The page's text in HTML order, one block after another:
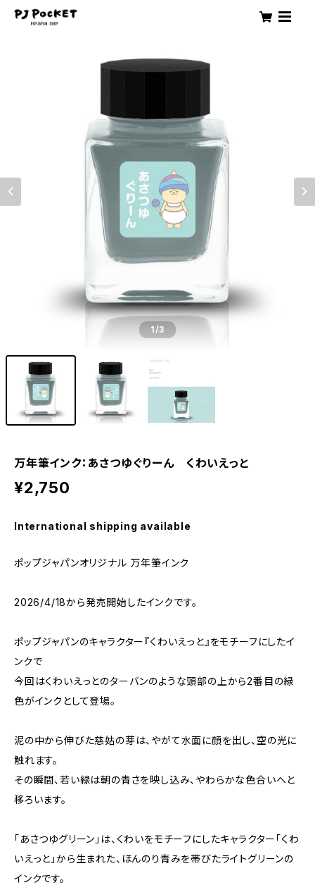
1/3
万年筆インク：あさつゆぐりーん くわいえっと
¥2,750
International shipping available
ポップジャパンオリジナル 万年筆インク
2026/4/18から発売開始したインクです。
ポップジャパンのキャラクター『くわいえっと』をモチーフにしたイ
ンクで
今回はくわいえっとのターバンのような頭部の上から2番目の緑
色がインクとして登場。
泥の中から伸びた慈姑の芽は、やがて水面に顔を出し、空の光に
触れます。
その瞬間、若い緑は朝の青さを映し込み、やわらかな色合いへと
移ろいます。
「あさつゆグリーン」は、くわいをモチーフにしたキャラクター「くわ
いえっと」から生まれた、ほんのり青みを帯びたライトグリーンの
インクです。